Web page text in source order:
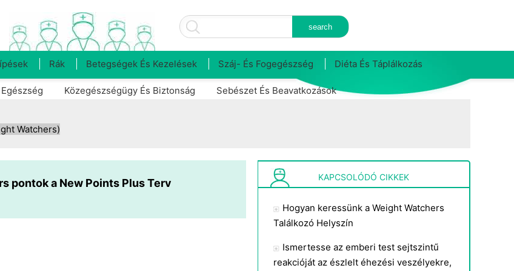
Rák Betegségek És Kezelések Száj- És Fogegészség Diéta És Táplálkozás
Közegészségügy És Biztonság Sebészet És Beavatkozások
Watchers)
pontok a New Points Plus Terv KAPCSOLÓDÓ CIKKEK
Hogyan keressünk a Weight Watchers
Találkozó Helyszín
Ismertesse az emberi test sejtszintű
reakcióját az észlelt éhezési veszélyekre,